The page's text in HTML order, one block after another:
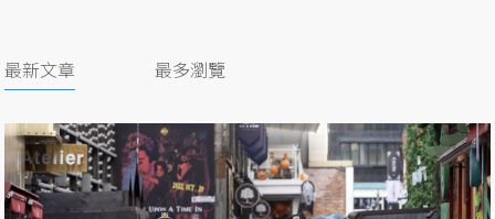
最新文章 最多瀏覽